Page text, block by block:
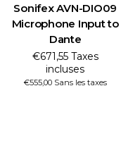
Sonifex AVN-DIO09
Microphone Input to
Dante
€671,55 Taxes
incluses
€555,00 Sans les taxes